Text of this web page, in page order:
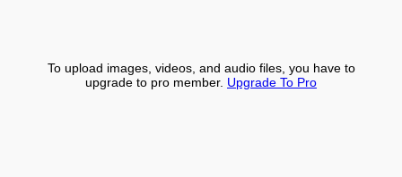
To upload images, videos, and audio files, you have to
upgrade to pro member. Upgrade To Pro